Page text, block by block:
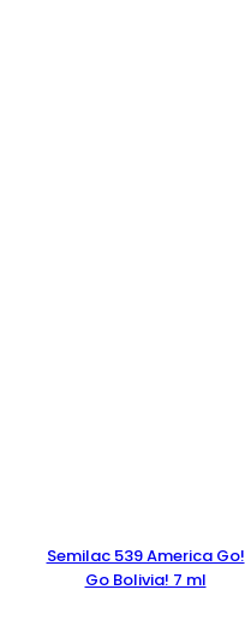
Semilac 539 America Go!
Go Bolivia! 7 ml